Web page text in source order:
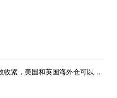
下一篇：亚马逊FBM时效收紧，美国和英国海外仓可以用易仓WMS管好哪些节点？